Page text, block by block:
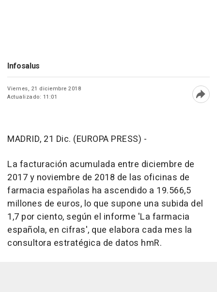
Infosalus
Viernes, 21 diciembre 2018
Actualizado: 11:01
MADRID, 21 Dic. (EUROPA PRESS) -
La facturación acumulada entre diciembre de
2017 y noviembre de 2018 de las oficinas de
farmacia españolas ha ascendido a 19.566,5
millones de euros, lo que supone una subida del
1,7 por ciento, según el informe 'La farmacia
española, en cifras', que elabora cada mes la
consultora estratégica de datos hmR.